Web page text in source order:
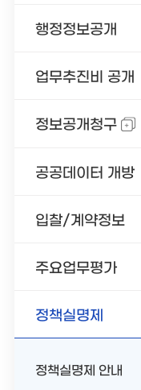
행정정보공개
업무추진비 공개
정보공개청구
공공데이터 개방
입찰/계약정보
주요업무평가
정책실명제
정책실명제 안내